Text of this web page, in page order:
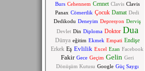
Burs Cehennem Cennet Clavis Clavis
Panax Cömertlik Çocuk Damat Dedi
Dedikodu Deneyim Depresyon Derviş
Devlet Din Diploma Doktor Dua
Dünya eğitim Ekmek Empati Endişe
Erkek Eş Evlilik Excel Ezan Facebook
Fakir Gece Geçim Gelin Geri
Dönüşüm Kutusu Google Güç Saygı